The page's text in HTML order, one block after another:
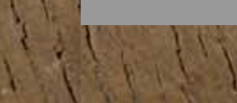
Les caves et